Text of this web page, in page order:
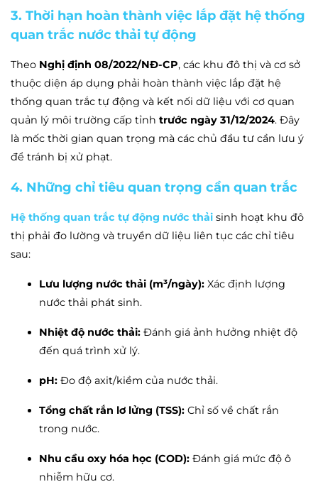
3. Thời hạn hoàn thành việc lắp đặt hệ thống
quan trắc nước thải tự động
Theo Nghị định 08/2022/NĐ-CP, các khu đô thị và cơ sở
thuộc diện áp dụng phải hoàn thành việc lắp đặt hệ
thống quan trắc tự động và kết nối dữ liệu với cơ quan
quản lý môi trường cấp tỉnh trước ngày 31/12/2024. Đây
là mốc thời gian quan trọng mà các chủ đầu tư cần lưu ý
để tránh bị xử phạt.
4. Những chỉ tiêu quan trọng cần quan trắc
Hệ thống quan trắc tự động nước thải sinh hoạt khu đô
thị phải đo lường và truyền dữ liệu liên tục các chỉ tiêu
sau:
Lưu lượng nước thải (m³/ngày): Xác định lượng
nước thải phát sinh.
Nhiệt độ nước thải: Đánh giá ảnh hưởng nhiệt độ
đến quá trình xử lý.
pH: Đo độ axit/kiềm của nước thải.
Tổng chất rắn lơ lửng (TSS): Chỉ số về chất rắn
trong nước.
Nhu cầu oxy hóa học (COD): Đánh giá mức độ ô
nhiễm hữu cơ.